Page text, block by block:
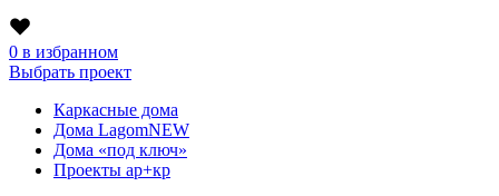
0 в избранном
Выбрать проект
Каркасные дома
Дома LagomNEW
Дома «под ключ»
Проекты ар+кр